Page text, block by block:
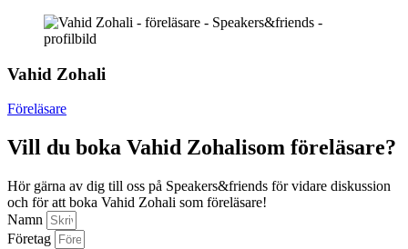
Vahid Zohali
Föreläsare
Vill du boka Vahid Zohalisom föreläsare?
Hör gärna av dig till oss på Speakers&friends för vidare diskussion
och för att boka Vahid Zohali som föreläsare!
Namn
Företag